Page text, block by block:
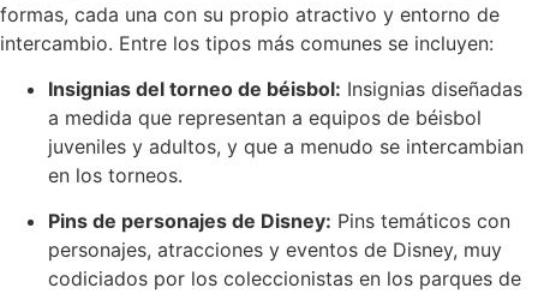
formas, cada una con su propio atractivo y entorno de
intercambio. Entre los tipos más comunes se incluyen:
Insignias del torneo de béisbol: Insignias diseñadas
a medida que representan a equipos de béisbol
juveniles y adultos, y que a menudo se intercambian
en los torneos.
Pins de personajes de Disney: Pins temáticos con
personajes, atracciones y eventos de Disney, muy
codiciados por los coleccionistas en los parques de